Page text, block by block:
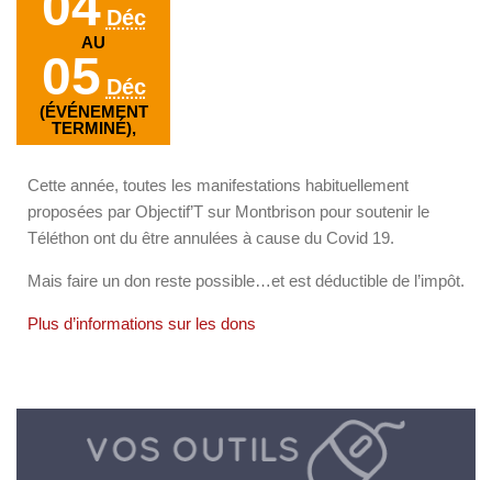
Déc
AU
05 Déc
(ÉVÉNEMENT
TERMINÉ),
Cette année, toutes les manifestations habituellement
proposées par Objectif’T sur Montbrison pour soutenir le
Téléthon ont du être annulées à cause du Covid 19.
Mais faire un don reste possible…et est déductible de l’impôt.
Plus d’informations sur les dons